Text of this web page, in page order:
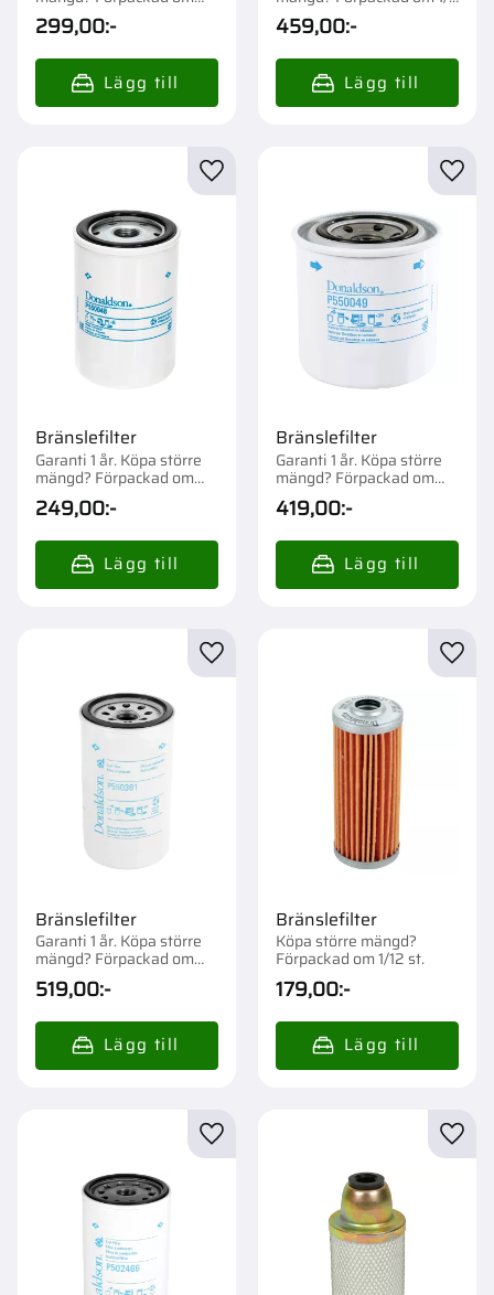
1/12 st.
299,00:- st.
459,00:-
Bränslefilter
Garanti 1 år. Köpa större
mängd? Förpackad om
1/12 st.
249,00:-
Lägg till i favoriter
Bränslefilter
Garanti 1 år. Köpa större
mängd? Förpackad om
1/12 st.
419,00:-
Bränslefilter
Garanti 1 år. Köpa större
mängd? Förpackad om
1/12 st.
519,00:-
Lägg till i favoriter
Bränslefilter
Köpa större mängd?
Förpackad om 1/12 st.
179,00:-
Lägg till i favoriter